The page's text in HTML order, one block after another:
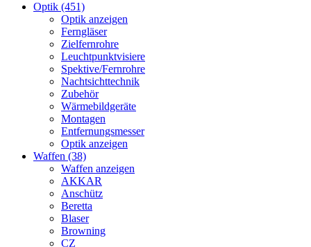
Optik (451)
Optik anzeigen
Ferngläser
Zielfernrohre
Leuchtpunktvisiere
Spektive/Fernrohre
Nachtsichttechnik
Zubehör
Wärmebildgeräte
Montagen
Entfernungsmesser
Optik anzeigen
Waffen (38)
Waffen anzeigen
AKKAR
Anschütz
Beretta
Blaser
Browning
CZ